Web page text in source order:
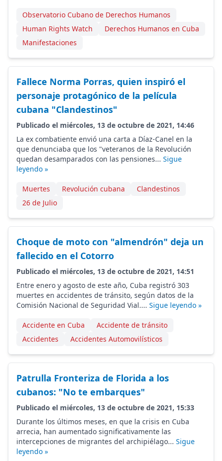
Observatorio Cubano de Derechos Humanos
Human Rights Watch
Derechos Humanos en Cuba
Manifestaciones
Fallece Norma Porras, quien inspiró el
personaje protagónico de la película
cubana "Clandestinos"
Publicado el miércoles, 13 de octubre de 2021, 14:46
La ex combatiente envió una carta a Díaz-Canel en la
que denunciaba que los "veteranos de la Revolución
quedan desamparados con las pensiones... Sigue
leyendo »
Muertes Revolución cubana
Clandestinos
26 de Julio
Choque de moto con "almendrón" deja un
fallecido en el Cotorro
Publicado el miércoles, 13 de octubre de 2021, 14:51
Entre enero y agosto de este año, Cuba registró 303
muertes en accidentes de tránsito, según datos de la
Comisión Nacional de Seguridad Vial.... Sigue leyendo »
Accidente en Cuba
Accidente de tránsito
Accidentes
Accidentes Automovilísticos
Patrulla Fronteriza de Florida a los
cubanos: "No te embarques"
Publicado el miércoles, 13 de octubre de 2021, 15:33
Durante los últimos meses, en que la crisis en Cuba
arrecia, han aumentado significativamente las
intercepciones de migrantes del archipiélago... Sigue
leyendo »